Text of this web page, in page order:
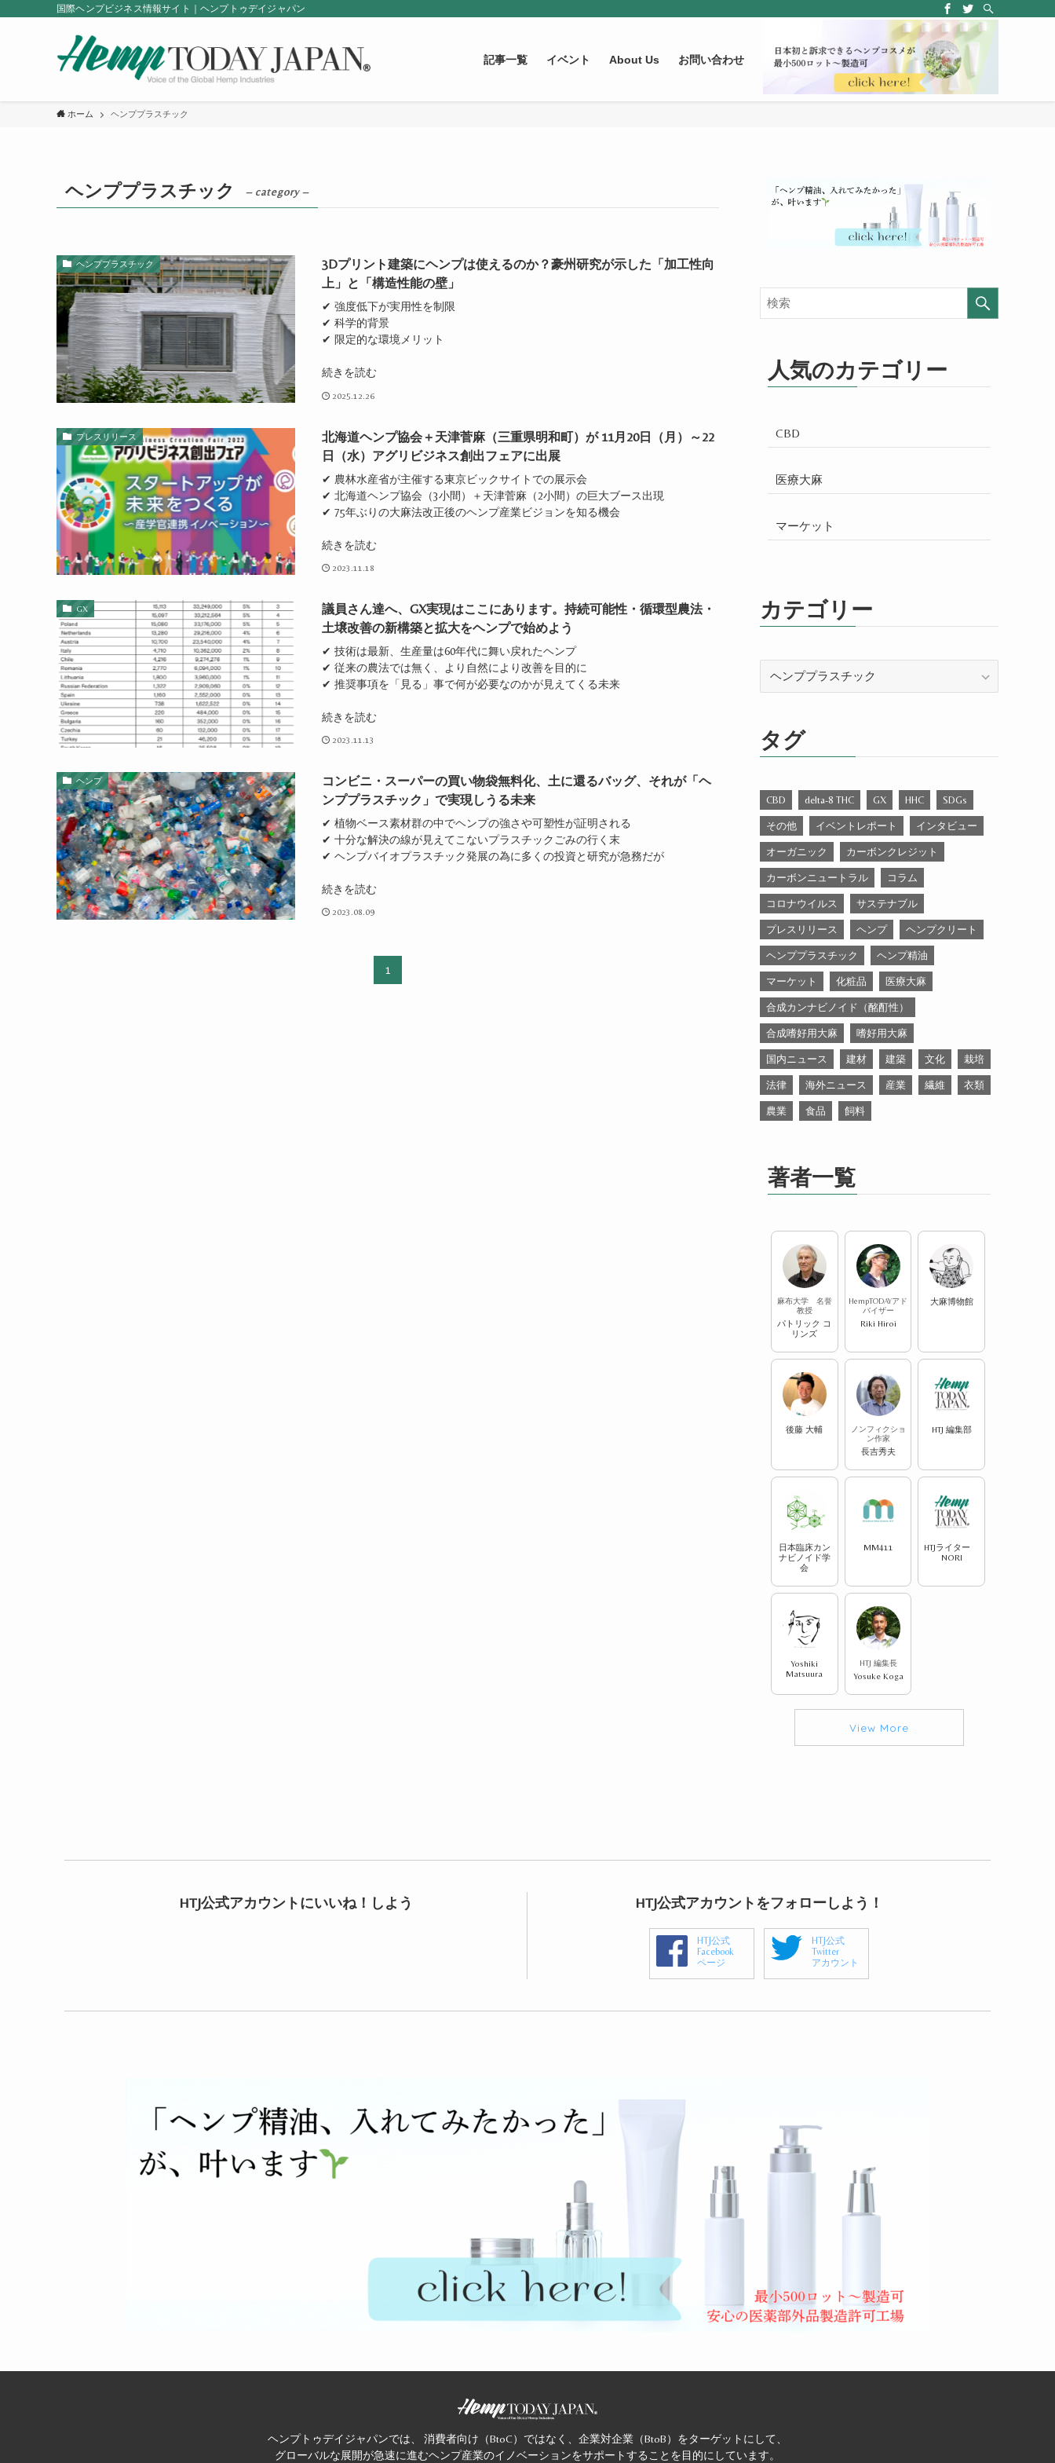
国際ヘンプビジネス情報サイト｜ヘンプトゥデイジャパン
記事一覧 イベント About Us お問い合わせ
ホーム ヘンププラスチック
ヘンププラスチック – category –
ヘンププラスチック
3Dプリント建築にヘンプは使えるのか？豪州研究が示した「加工性向
上」と「構造性能の壁」
✔ 強度低下が実用性を制限
✔ 科学的背景
✔ 限定的な環境メリット
続きを読む
2025.12.26
プレスリリース
北海道ヘンプ協会＋天津菅麻（三重県明和町）が 11月20日（月）～22
日（水）アグリビジネス創出フェアに出展
✔ 農林水産省が主催する東京ビックサイトでの展示会
✔ 北海道ヘンプ協会（3小間）＋天津菅麻（2小間）の巨大ブース出現
✔ 75年ぶりの大麻法改正後のヘンプ産業ビジョンを知る機会
続きを読む
2023.11.18
GX
議員さん達へ、GX実現はここにあります。持続可能性・循環型農法・
土壌改善の新構築と拡大をヘンプで始めよう
✔ 技術は最新、生産量は60年代に舞い戻れたヘンプ
✔ 従来の農法では無く、より自然により改善を目的に
✔ 推奨事項を「見る」事で何が必要なのかが見えてくる未来
続きを読む
2023.11.13
ヘンプ
コンビニ・スーパーの買い物袋無料化、土に還るバッグ、それが「ヘ
ンププラスチック」で実現しうる未来
✔ 植物ベース素材群の中でヘンプの強さや可塑性が証明される
✔ 十分な解決の線が見えてこないプラスチックごみの行く末
✔ ヘンプバイオプラスチック発展の為に多くの投資と研究が急務だが
続きを読む
2023.08.09
1
人気のカテゴリー
CBD
医療大麻
マーケット
カテゴリー
ー
タグ
CBD delta-8 THC GX HHC SDGs
その他 イベントレポート インタビュー
オーガニック カーボンクレジット
カーボンニュートラル コラム
コロナウイルス サステナブル
プレスリリース ヘンプ ヘンプクリート
ヘンププラスチック ヘンプ精油
マーケット 化粧品 医療大麻
合成カンナビノイド（酩酊性）
合成嗜好用大麻 嗜好用大麻
国内ニュース 建材 建築 文化 栽培
法律 海外ニュース 産業 繊維 衣類
農業 食品 飼料
著者一覧
麻布大学 名誉
教授
パトリック コ
リンズ
HempTODAYアド
バイザー
Riki Hiroi
大麻博物館
後藤 大輔
ノンフィクショ
ン作家
長吉秀夫
HTJ 編集部
日本臨床カン
ナビノイド学
会
MM411
HTJライター
NORI
Yoshiki
Matsuura
HTJ 編集長
Yosuke Koga
View More
HTJ公式アカウントにいいね！しよう HTJ公式アカウントをフォローしよう！
HTJ公式
Facebook
ページ
HTJ公式
Twitter
アカウント
ヘンプトゥデイジャパンでは、 消費者向け（BtoC）ではなく、企業対企業（BtoB）をターゲットにして、
グローバルな展開が急速に進むヘンプ産業のイノベーションをサポートすることを目的にしています。